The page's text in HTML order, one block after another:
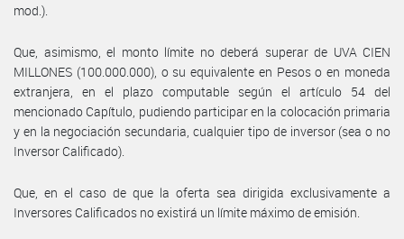
mod.).
Que, asimismo, el monto límite no deberá superar de UVA CIEN
MILLONES (100.000.000), o su equivalente en Pesos o en moneda
extranjera, en el plazo computable según el artículo 54 del
mencionado Capítulo, pudiendo participar en la colocación primaria
y en la negociación secundaria, cualquier tipo de inversor (sea o no
Inversor Calificado).
Que, en el caso de que la oferta sea dirigida exclusivamente a
Inversores Calificados no existirá un límite máximo de emisión.